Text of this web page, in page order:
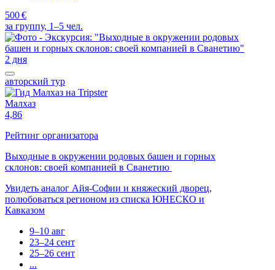
500 €
за группу, 1–5 чел.
2 дня
авторский тур
Малхаз
4,86
Рейтинг организатора
Выходные в окружении родовых башен и горных
склонов: своей компанией в Сванетию
Увидеть аналог Айя-Софии и княжеский дворец,
полюбоваться регионом из списка ЮНЕСКО и
Кавказом
9–10 авг
23–24 сент
25–26 сент
...